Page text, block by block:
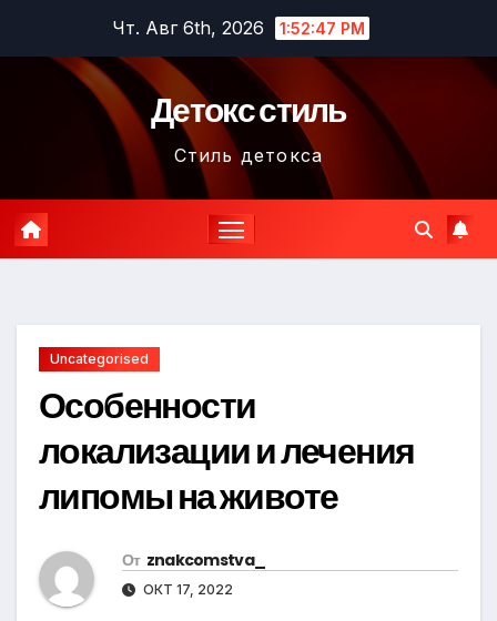
содержимому
Чт. Авг 6th, 2026 1:52:48 PM
Детокс стиль
Стиль детокса
Uncategorised
Особенности
локализации и лечения
липомы на животе
От znakcomstva_
ОКТ 17, 2022